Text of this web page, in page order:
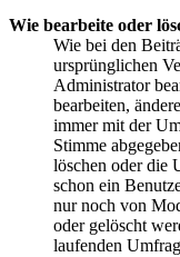
Wie bearbeite oder
Wie bei den
ursprünglichen
Administrator
bearbeiten,
immer mit der
Stimme
löschen oder die
schon ein
nur noch von
oder gelöscht
laufenden